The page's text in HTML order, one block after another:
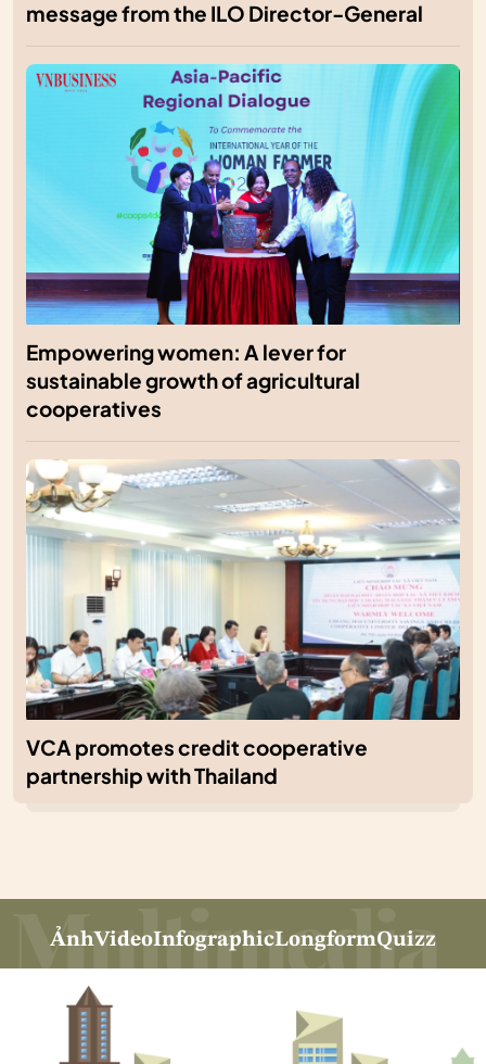
message from the ILO Director-General
Empowering women: A lever for
sustainable growth of agricultural
cooperatives
VCA promotes credit cooperative
partnership with Thailand
ẢnhVideoInfographicLongformQuizz